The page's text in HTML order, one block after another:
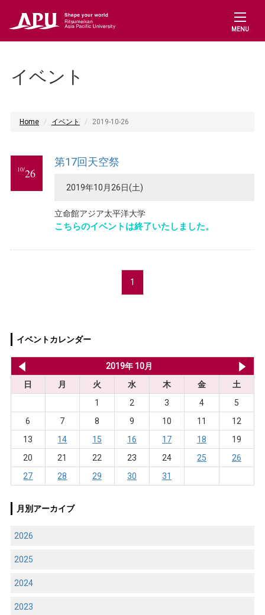
MENU
イベント
Home イベント 2019-10-26
10/26
第17回天空祭
2019年10月26日(土)
立命館アジア太平洋大学
こちらのイベントは終了いたしました。
1
イベントカレンダー
2019年 10月
日
月 火 水 木 金
土
1
2 3 4
5
6
7 8 9 10 11
12
13
14 15 16 17 18
19
20
21 22 23 24 25
26
27
28 29 30 31
月別アーカイブ
2026
2025
2024
2023